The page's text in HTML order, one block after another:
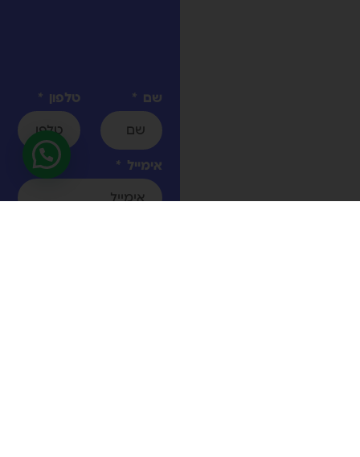
שם טלפון
אימייל